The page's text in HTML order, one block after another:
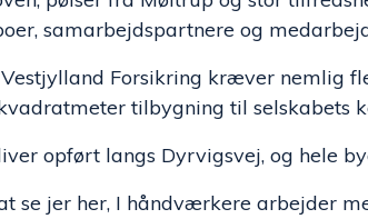
samarbejdspartnere og
Forsikring kræver nemlig
tilbygning til selskabets
opført langs Dyrvigsvej, og hele
se jer her, I håndværkere arbejder